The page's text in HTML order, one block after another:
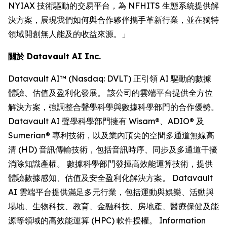
NYIAX 技術驅動的交易平台，為 NFHITS 生態系統提供解
決方案，展現我們如何與合作夥伴攜手革新行業，並在獨特
領域開創無人能及的收益來源。」
關於 Datavault AI Inc.
Datavault AI™ (Nasdaq: DVLT) 正引領 AI 驅動的數據
體驗、估值及盈利化發展。 該公司的雲端平台提供全方位
解決方案，強調整合聲學科學與數據科學部門的合作優勢。
Datavault AI 聲學科學部門擁有 Wisam®、ADIO® 及
Sumerian® 專利技術，以及業內頂尖的空間多通道無線高
清 (HD) 音訊傳輸技術，包括音訊時序、同步及多通道干擾
消除知識產權。 數據科學部門發揮高效能運算技術，提供
體驗數據感知、估值及安全盈利化解決方案。 Datavault
AI 雲端平台提供滿足多元行業，包括運動與娛樂、活動與
場地、生物科技、教育、金融科技、房地產、醫療保健及能
源等領域的高效能運算 (HPC) 軟件授權。 Information